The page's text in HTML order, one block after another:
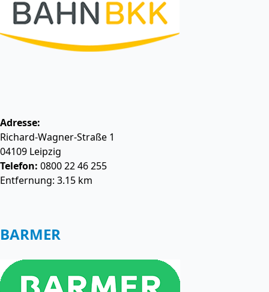
Adresse:
Richard-Wagner-Straße 1
04109 Leipzig
Telefon: 0800 22 46 255
Entfernung: 3.15 km
BARMER